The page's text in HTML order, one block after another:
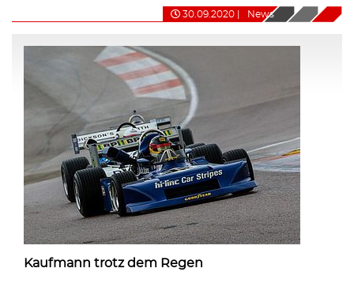
30.09.2020 News
Kaufmann trotz dem Regen